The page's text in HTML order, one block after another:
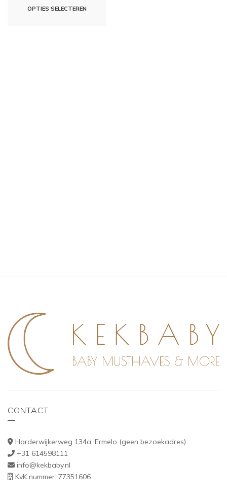
OPTIES SELECTEREN
CONTACT
Harderwijkerweg 134a, Ermelo (geen bezoekadres)
+31 614598111
info@kekbaby.nl
KvK nummer: 77351606